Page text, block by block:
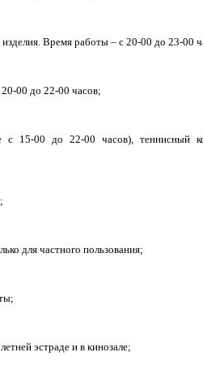
Время работы – с 20-00 до 23-00
00 до 22-00 часов;
с 15-00 до 22-00 часов), теннисный
для частного пользования;
эстраде и в кинозале;